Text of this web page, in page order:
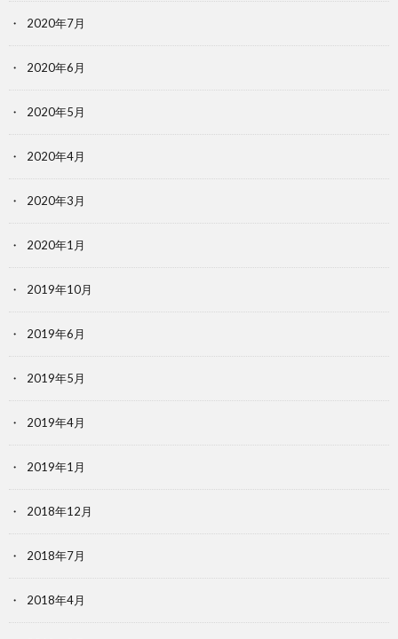
2020年7月
2020年6月
2020年5月
2020年4月
2020年3月
2020年1月
2019年10月
2019年6月
2019年5月
2019年4月
2019年1月
2018年12月
2018年7月
2018年4月